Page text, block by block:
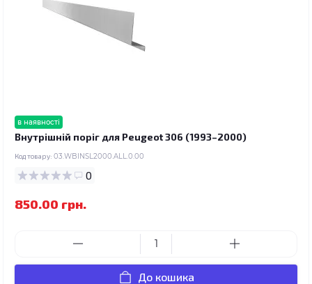
в наявності
Внутрішній поріг для Peugeot 306 (1993–2000)
Код товару: 03.WBINSL2000.ALL.0.00
0
850.00 грн.
До кошика